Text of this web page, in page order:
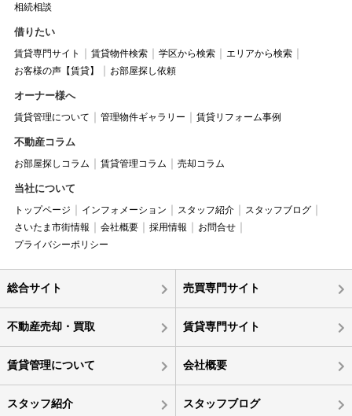
相続相談
借りたい
賃貸専門サイト 賃貸物件検索 学区から検索
エリアから検索
お客様の声【賃貸】
お部屋探し依頼
オーナー様へ
賃貸管理について 管理物件ギャラリー 賃貸リフォーム事例
不動産コラム
お部屋探しコラム 賃貸管理コラム 売却コラム
当社について
トップページ インフォメーション スタッフ紹介
スタッフブログ
さいたま市街情報
会社概要 採用情報
お問合せ
プライバシーポリシー
総合サイト 売買専門サイト
不動産売却・買取 賃貸専門サイト
賃貸管理について 会社概要
スタッフ紹介 スタッフブログ